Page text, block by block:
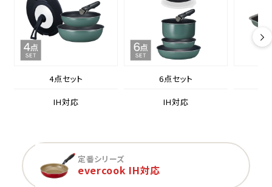
4点セット
IH対応
6点セット
IH対応
定番シリーズ
evercook IH対応